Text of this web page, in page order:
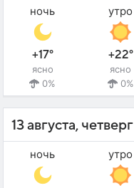
ночь
+17°
ясно
0%
утро
+22°
ясно
0%
13 августа, четверг
ночь утро